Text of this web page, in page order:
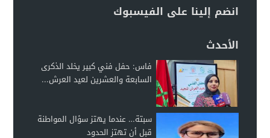
انضم إلينا على الفيسبوك
الأحدث
فاس: حفل فني كبير يخلد الذكرى
السابعة والعشرين لعيد العرش...
سبتة… عندما يهتز سؤال المواطنة
قبل أن تهتز الحدود